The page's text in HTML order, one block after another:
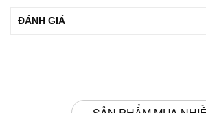
ĐÁNH GIÁ